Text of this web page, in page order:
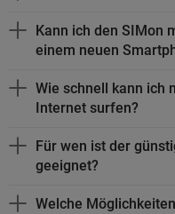
Kann ich den SIMon
einem neuen
Wie schnell kann ich
Internet surfen?
Für wen ist der
geeignet?
Welche